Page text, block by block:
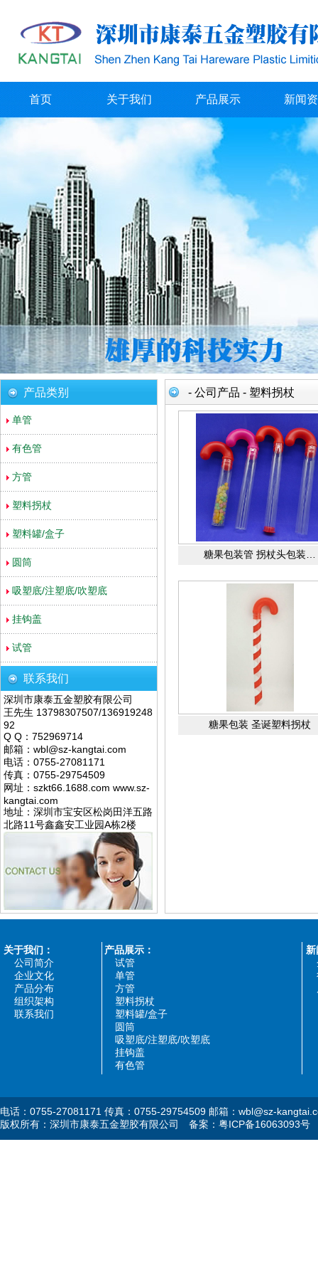
首页 关于我们 产品展示 新闻
产品类别
单管
有色管
方管
塑料拐杖
塑料罐/盒子
圆筒
吸塑底/注塑底/吹塑底
挂钩盖
试管
联系我们
深圳市康泰五金塑胶有限公司
王先生 13798307507/136919248
92
Q Q：752969714
邮箱：wbl@sz-kangtai.com
电话：0755-27081171
传真：0755-29754509
网址：szkt66.1688.com www.sz-
kangtai.com
地址：深圳市宝安区松岗田洋五路
北路11号鑫鑫安工业园A栋2楼
- 公司产品 - 塑料拐杖
糖果包装管 拐杖头包装…
糖果包装 圣诞塑料拐杖
关于我们：
公司简介
企业文化
产品分布
组织架构
联系我们
产品展示：
试管
单管
方管
塑料拐杖
塑料罐/盒子
圆筒
吸塑底/注塑底/吹塑底
挂钩盖
有色管
电话：0755-27081171 传真：0755-29754509 邮箱：wbl@sz-
版权所有：深圳市康泰五金塑胶有限公司 备案： 粤ICP备16063093号